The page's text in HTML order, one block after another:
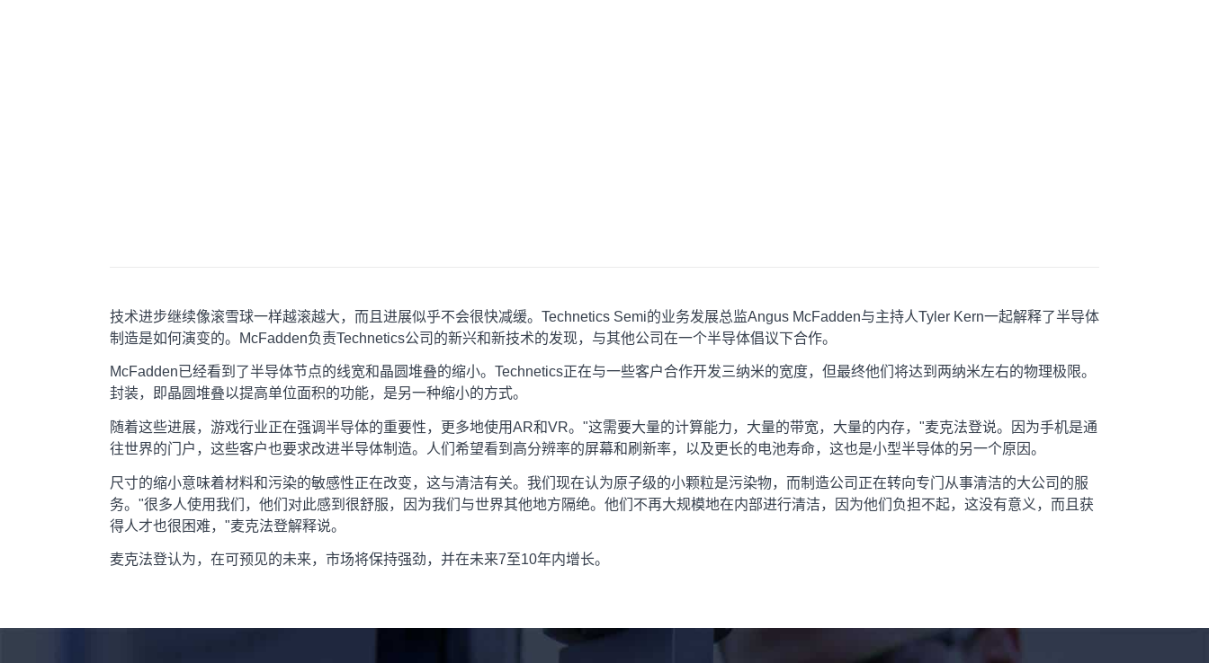
技术进步继续像滚雪球一样越滚越大，而且进展似乎不会很快减缓。Technetics Semi的业务发展总监Angus McFadden与主持人Tyler Kern一起解释了半导体
制造是如何演变的。McFadden负责Technetics公司的新兴和新技术的发现，与其他公司在一个半导体倡议下合作。
McFadden已经看到了半导体节点的线宽和晶圆堆叠的缩小。Technetics正在与一些客户合作开发三纳米的宽度，但最终他们将达到两纳米左右的物理极限。
封装，即晶圆堆叠以提高单位面积的功能，是另一种缩小的方式。
随着这些进展，游戏行业正在强调半导体的重要性，更多地使用AR和VR。"这需要大量的计算能力，大量的带宽，大量的内存，"麦克法登说。因为手机是通
往世界的门户，这些客户也要求改进半导体制造。人们希望看到高分辨率的屏幕和刷新率，以及更长的电池寿命，这也是小型半导体的另一个原因。
尺寸的缩小意味着材料和污染的敏感性正在改变，这与清洁有关。我们现在认为原子级的小颗粒是污染物，而制造公司正在转向专门从事清洁的大公司的服
务。"很多人使用我们，他们对此感到很舒服，因为我们与世界其他地方隔绝。他们不再大规模地在内部进行清洁，因为他们负担不起，这没有意义，而且获
得人才也很困难，"麦克法登解释说。
麦克法登认为，在可预见的未来，市场将保持强劲，并在未来7至10年内增长。